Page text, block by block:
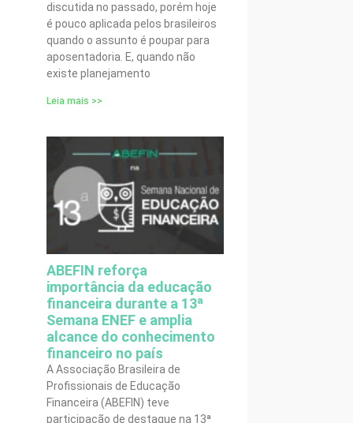
discutida no passado, porém hoje
é pouco aplicada pelos brasileiros
quando o assunto é poupar para
aposentadoria. E, quando não
existe planejamento
Leia mais >>
ABEFIN reforça
importância da educação
financeira durante a 13ª
Semana ENEF e amplia
alcance do conhecimento
financeiro no país
A Associação Brasileira de
Profissionais de Educação
Financeira (ABEFIN) teve
participação de destaque na 13ª